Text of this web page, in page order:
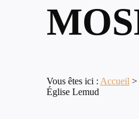
Vous êtes ici : Accueil >
Église Lemud